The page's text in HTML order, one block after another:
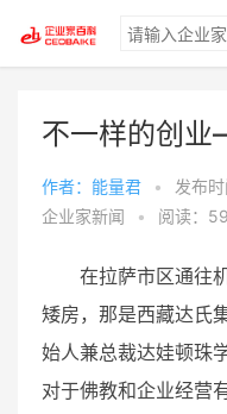
不一样的创
作者：能量君 • 发布
企业家新闻
• 阅读：
在拉萨市区通往
矮房，那是西藏达氏
始人兼总裁达娃顿珠
对于佛教和企业经营